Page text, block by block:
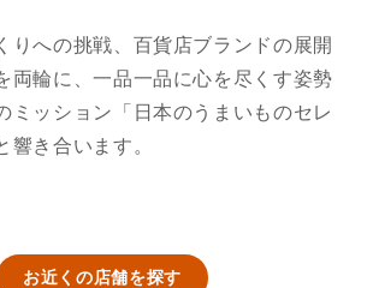
りへの挑戦、百貨店ブランドの展開
輪に、一品一品に心を尽くす姿勢
ミッション「日本のうまいものセレ
響き合います。
お近くの店舗を探す